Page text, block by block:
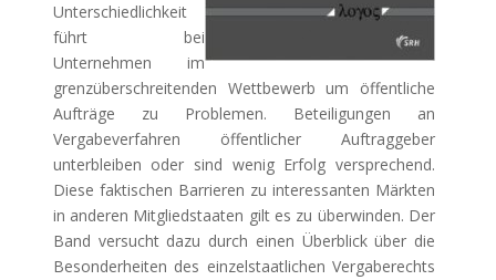
Unterschiedlichkeit
führt bei
Unternehmen im
grenzüberschreitenden Wettbewerb um öffentliche
Aufträge zu Problemen. Beteiligungen an
Vergabeverfahren öffentlicher Auftraggeber
unterbleiben oder sind wenig Erfolg versprechend.
Diese faktischen Barrieren zu interessanten Märkten
in anderen Mitgliedstaaten gilt es zu überwinden. Der
Band versucht dazu durch einen Überblick über die
Besonderheiten des einzelstaatlichen Vergaberechts